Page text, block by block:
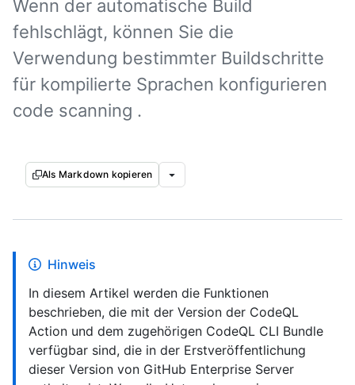
Wenn der automatische Build
fehlschlägt, können Sie die
Verwendung bestimmter Buildschritte
für kompilierte Sprachen konfigurieren
code scanning .
Als Markdown kopieren
Hinweis
In diesem Artikel werden die Funktionen
beschrieben, die mit der Version der CodeQL
Action und dem zugehörigen CodeQL CLI Bundle
verfügbar sind, die in der Erstveröffentlichung
dieser Version von GitHub Enterprise Server